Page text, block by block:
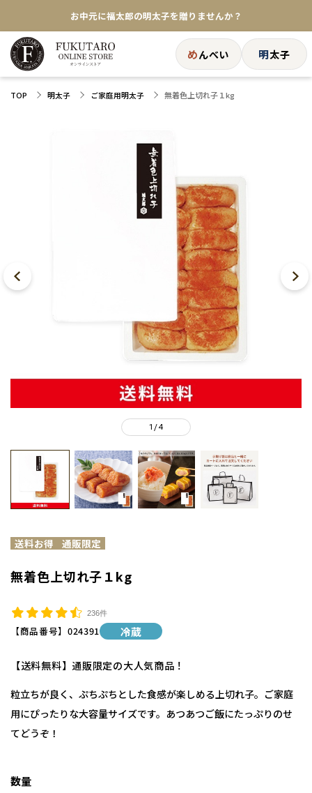
お中元に福太郎の明太子を贈りませんか？
★めんべい25周年記念商品が登場★
【色々な味を試したい方へ】ポストイン！めんべい
めんべい 明太子
TOP 明太子 ご家庭用明太子 無着色上切れ子１kg
1 /4
無着色上切れ子１kg
236件
【商品番号】 024391 冷蔵
【送料無料】通販限定の大人気商品！
粒立ちが良く、ぷちぷちとした食感が楽しめる上切れ子。ご家庭
用にぴったりな大容量サイズです。あつあつご飯にたっぷりのせ
てどうぞ！
数量